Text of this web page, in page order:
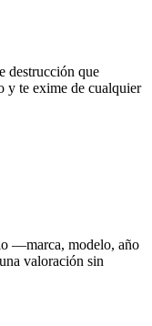
destrucción que
y te exime de cualquier
—marca, modelo, año
valoración sin